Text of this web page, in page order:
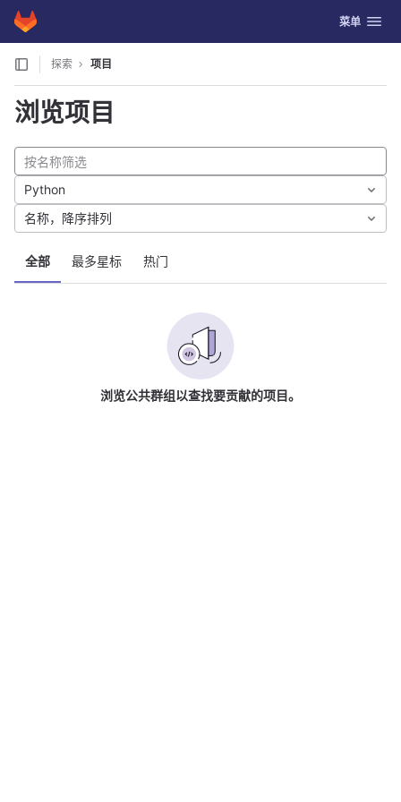
Skip to content
GitLab 切换导航
菜单
探索 项目
浏览项目
全部 最多星标 热门
Python
名称，降序排列
浏览公共群组以查找要贡献的项目。